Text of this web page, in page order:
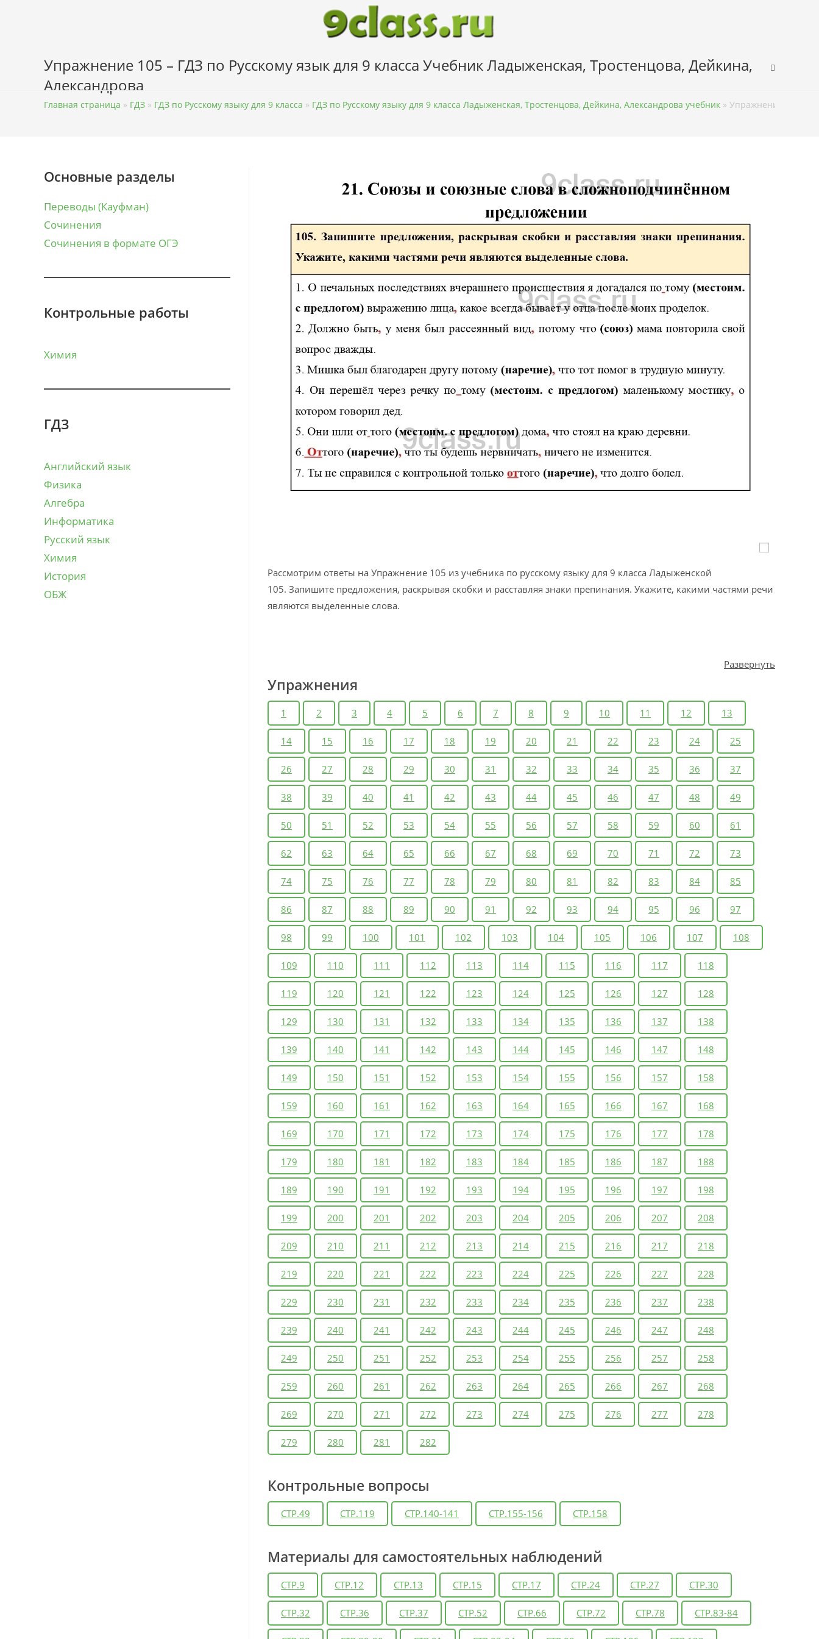
Упражнение 105 – ГДЗ по Русскому язык для 9 класса Учебник Ладыженская, Тростенцова, Дейкина,
Александрова
Главная страница » ГДЗ » ГДЗ по Русскому языку для 9 класса » ГДЗ по Русскому языку для 9 класса Ладыженская, Тростенцова, Дейкина, Александрова учебник » Упражнение 105 –
Основные разделы
Переводы (Кауфман)
Сочинения
Сочинения в формате ОГЭ
Контрольные работы
Химия
ГДЗ
Английский язык
Физика
Алгебра
Информатика
Русский язык
Химия
История
ОБЖ
Развернуть
Рассмотрим ответы на Упражнение 105 из учебника по русскому языку для 9 класса Ладыженской
105. Запишите предложения, раскрывая скобки и расставляя знаки препинания. Укажите, какими частями речи
являются выделенные слова.
Упражнения
1 2 3 4 5 6 7 8 9 10 11 12 13
14 15 16 17 18 19 20 21 22 23 24 25
26 27 28 29 30 31 32 33 34 35 36 37
38 39 40 41 42 43 44 45 46 47 48 49
50 51 52 53 54 55 56 57 58 59 60 61
62 63 64 65 66 67 68 69 70 71 72 73
74 75 76 77 78 79 80 81 82 83 84 85
86 87 88 89 90 91 92 93 94 95 96 97
98 99 100 101 102 103 104 105 106 107 108
109 110 111 112 113 114 115 116 117 118
119 120 121 122 123 124 125 126 127 128
129 130 131 132 133 134 135 136 137 138
139 140 141 142 143 144 145 146 147 148
149 150 151 152 153 154 155 156 157 158
159 160 161 162 163 164 165 166 167 168
169 170 171 172 173 174 175 176 177 178
179 180 181 182 183 184 185 186 187 188
189 190 191 192 193 194 195 196 197 198
199 200 201 202 203 204 205 206 207 208
209 210 211 212 213 214 215 216 217 218
219 220 221 222 223 224 225 226 227 228
229 230 231 232 233 234 235 236 237 238
239 240 241 242 243 244 245 246 247 248
249 250 251 252 253 254 255 256 257 258
259 260 261 262 263 264 265 266 267 268
269 270 271 272 273 274 275 276 277 278
279 280 281 282
Контрольные вопросы
СТР.49 СТР.119 СТР.140-141 СТР.155-156 СТР.158
Материалы для самостоятельных наблюдений
СТР.9 СТР.12 СТР.13 СТР.15 СТР.17 СТР.24 СТР.27 СТР.30
СТР.32 СТР.36 СТР.37 СТР.52 СТР.66 СТР.72 СТР.78 СТР.83-84